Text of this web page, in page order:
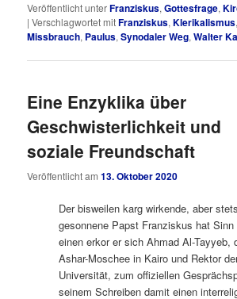
Veröffentlicht unterFranziskus,Gottesfrage,
|Verschlagwortet mitFranziskus,Klerikalismus
Missbrauch, Paulus,Synodaler Weg,Walter
Eine Enzyklika über
Geschwisterlichkeit und
soziale Freundschaft
Veröffentlicht am13. Oktober 2020
Der bisweilen karg wirkende, aber
gesonnene Papst Franziskus hat
einen erkor er sich Ahmad Al-Tayyeb,
Ashar-Moschee in Kairo und Rektor
Universität, zum offiziellen
seinem Schreiben damit einen